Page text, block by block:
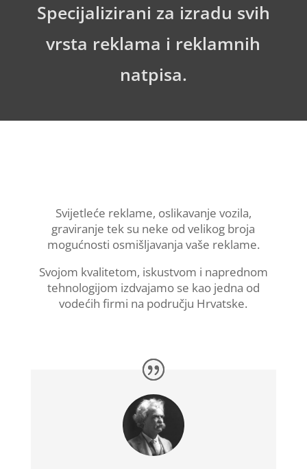
Specijalizirani za izradu svih
vrsta reklama i reklamnih
natpisa.
Svijetleće reklame, oslikavanje vozila,
graviranje tek su neke od velikog broja
mogućnosti osmišljavanja vaše reklame.
Svojom kvalitetom, iskustvom i naprednom
tehnologijom izdvajamo se kao jedna od
vodećih firmi na području Hrvatske.